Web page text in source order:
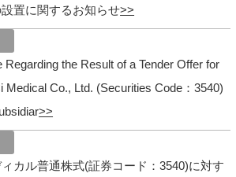
置に関するお知らせ
the Result of a Tender Offer for
Medical Co., Ltd. (Securities Code：3540)
カル普通株式(証券コード：3540)に対す